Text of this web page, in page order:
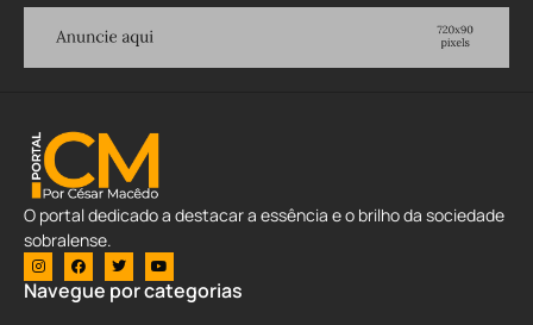
O portal dedicado a destacar a essência e o brilho da sociedade
sobralense.
Navegue por categorias